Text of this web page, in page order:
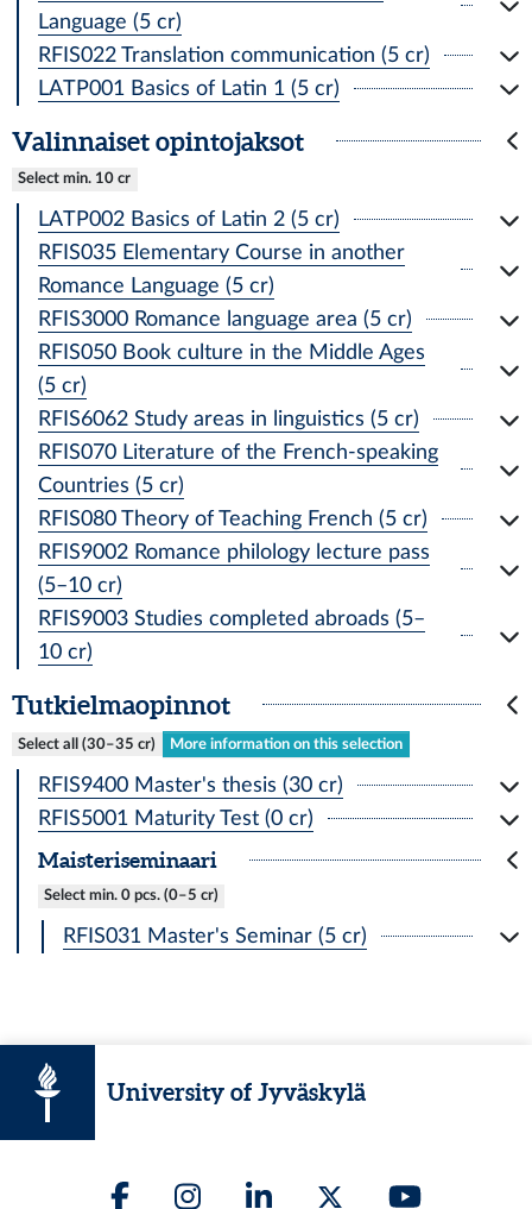
Language (5 cr)
RFIS022 Translation communication (5 cr)
LATP001 Basics of Latin 1 (5 cr)
Valinnaiset opintojaksot
Select min. 10 cr
LATP002 Basics of Latin 2 (5 cr)
RFIS035 Elementary Course in another
Romance Language (5 cr)
RFIS3000 Romance language area (5 cr)
RFIS050 Book culture in the Middle Ages
(5 cr)
RFIS6062 Study areas in linguistics (5 cr)
RFIS070 Literature of the French-speaking
Countries (5 cr)
RFIS080 Theory of Teaching French (5 cr)
RFIS9002 Romance philology lecture pass
(5–10 cr)
RFIS9003 Studies completed abroads (5–
10 cr)
Tutkielmaopinnot
Select all (30–35 cr) More information on this selection
RFIS9400 Master's thesis (30 cr)
RFIS5001 Maturity Test (0 cr)
Maisteriseminaari
Select min. 0 pcs. (0–5 cr)
RFIS031 Master's Seminar (5 cr)
University of Jyväskylä